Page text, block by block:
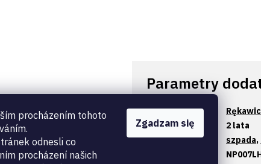
procházením tohoto
odnesli co
procházení našich
Zgadzam się
tylko dla rękawic
Parametry
Kategoria:
Gwarancja:
2 lata
Broń szermiercza
szpada,